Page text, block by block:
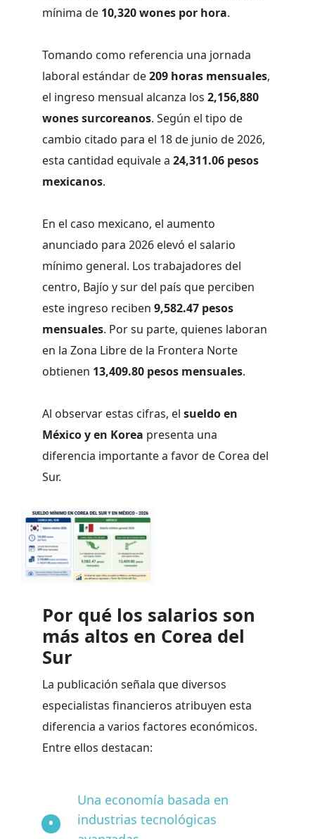
mínima de 10,320 wones por hora.
Tomando como referencia una jornada
laboral estándar de209 horas mensuales,
el ingreso mensual alcanza los 2,156,880
wones surcoreanos. Según el tipo de
cambio citado para el 18 de junio de 2026,
esta cantidad equivale a 24,311.06 pesos
mexicanos.
En el caso mexicano, el aumento
anunciado para 2026 elevó el salario
mínimo general. Los trabajadores del
centro, Bajío y sur del país que perciben
este ingreso reciben 9,582.47 pesos
mensuales. Por su parte, quienes laboran
en la Zona Libre de la Frontera Norte
obtienen 13,409.80 pesos mensuales.
Al observar estas cifras, el sueldo en
México y en Korea presenta una
diferencia importante a favor de Corea del
Sur.
Por qué los salarios son
más altos en Corea del
Sur
La publicación señala que diversos
especialistas financieros atribuyen esta
diferencia a varios factores económicos.
Entre ellos destacan:
Una economía basada en
industrias tecnológicas